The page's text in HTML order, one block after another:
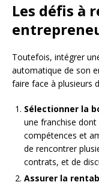
Les défis à
Toutefois, intégrer
automatique de son
faire face à plusieurs
Sélectionner la
une franchise
compétences et
de rencontrer
contrats, et de
Assurer la